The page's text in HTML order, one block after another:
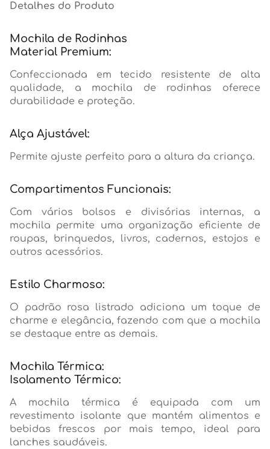
Detalhes do Produto
Mochila de Rodinhas
Material Premium:
Confeccionada em tecido resistente de alta
qualidade, a mochila de rodinhas oferece
durabilidade e proteção.
Alça Ajustável:
Permite ajuste perfeito para a altura da criança.
Compartimentos Funcionais:
Com vários bolsos e divisórias internas, a
mochila permite uma organização eficiente de
roupas, brinquedos, livros, cadernos, estojos e
outros acessórios.
Estilo Charmoso:
O padrão rosa listrado adiciona um toque de
charme e elegância, fazendo com que a mochila
se destaque entre as demais.
Mochila Térmica:
Isolamento Térmico:
A mochila térmica é equipada com um
revestimento isolante que mantém alimentos e
bebidas frescos por mais tempo, ideal para
lanches saudáveis.